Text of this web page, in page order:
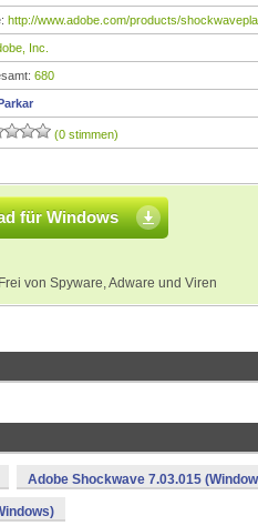
http://www.adobe.com/products/
Inc.
680
(0 stimmen)
für Windows
Frei von Spyware, Adware und Viren
Adobe Shockwave 7.03.015